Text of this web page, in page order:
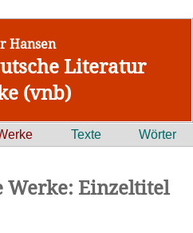
Hansen
Literatur
(vnb)
Texte Wörter
Werke: Einzeltitel